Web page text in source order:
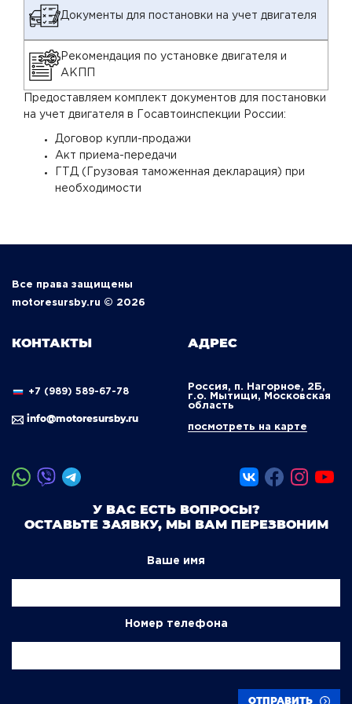
Документы для постановки на учет двигателя
Рекомендация по установке двигателя и
АКПП
Предоставляем комплект документов для постановки
на учет двигателя в Госавтоинспекции России:
Договор купли-продажи
Акт приема-передачи
ГТД (Грузовая таможенная декларация) при
необходимости
Все права защищены
motoresursby.ru © 2026
КОНТАКТЫ
+7 (989) 589-67-78
info@motoresursby.ru
АДРЕС
Россия, п. Нагорное, 2Б,
г.о. Мытищи, Московская
область
посмотреть на карте
У ВАС ЕСТЬ ВОПРОСЫ?
ОСТАВЬТЕ ЗАЯВКУ, МЫ ВАМ ПЕРЕЗВОНИМ
Ваше имя
Номер телефона
ОТПРАВИТЬ